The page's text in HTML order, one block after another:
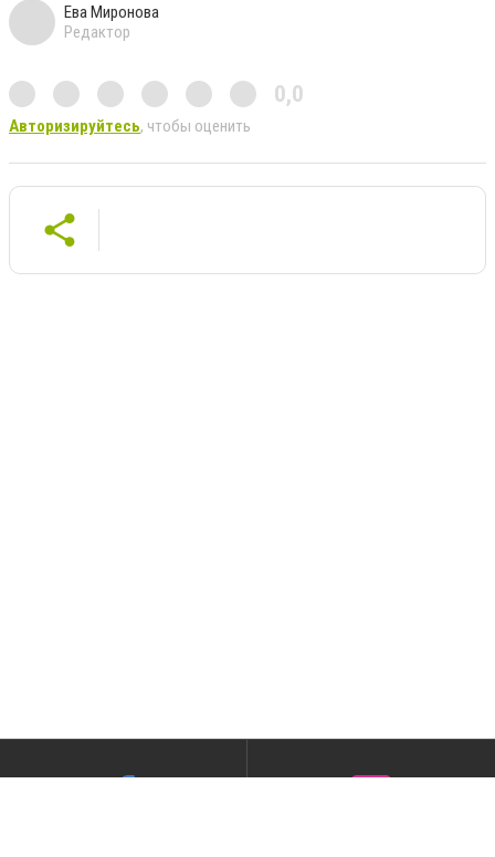
Ева Миронова
Редактор
0,0
Авторизируйтесь, чтобы оценить